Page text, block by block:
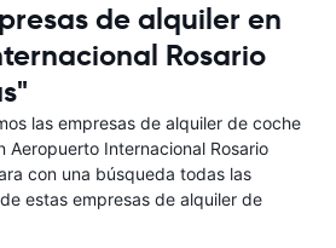
de alquiler en
Rosario
las empresas de alquiler de coche
Aeropuerto Internacional Rosario
con una búsqueda todas las
estas empresas de alquiler de